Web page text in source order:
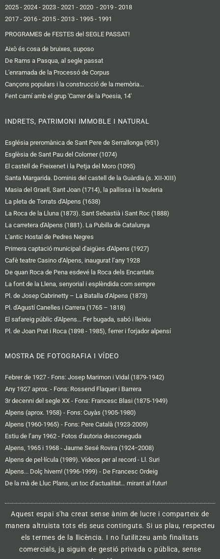
2025 - 2024 - 2023 - 2021 - 2020 - 2019 - 2018
2017 - 2016 - 2015 - 2013 - 1995 - 1991
PROGRAMES de FESTES del SEGLE PASSAT!
Això és cosa de bruixes, suposo
De Rams a Pasqua, al segle passat
L'enramada de la Processó de Corpus
Cançons populars i la construcció de la memòria...
Fent camí amb el grup 'Carrer de la Poesia, 14'
INDRETS, PATRIMONI IMMOBLE I NATURAL
Església preromànica de Sant Pere de Serrallonga (951)
Esglèsia de Sant Pau del Colomer (1074)
El castell de Freixenet i la Petja del Moro (1095)
Santa Margarida. Dominis del castell de la Guàrdia (s. XII-XIII)
Masia del Graell, Sant Joan (1714), la pallissa i la teuleria
La pleta de Torrats d'Alpens (1638)
La Roca de la Lluna (1873). Sant Sebastià i Sant Roc (1888)
La carretera d'Alpens (1881). La Pubilla de Catalunya
L'antic Hostal de Pedres Negres
Primera captació municipal d'aigües d'Alpens (1927)
Cafè teatre Casino d’Alpens, inaugurat l’any 1928
De quan Roca de Pena esdevé la Roca dels Encantats
La font de la Llena, senyorial i esplèndida com sempre
Pl. de Josep Cabrinetty – La Batalla d’Alpens (1873)
Pl. d'Agustí Canelles i Carrera (1765 – 1818)
El safareig públic d'Alpens... Fer bugada, sabó i lleixiu
Pl. de Joan Prat i Roca (1898 - 1985), ferrer i forjador alpensí
MOSTRA DE FOTOGRAFIA I VÍDEO
Febrer de 1927 - Fons: Josep Marimon i Vidal (1879-1942)
Any 1927 aprox. - Fons: Rossend Flaquer i Barrera
3r decenni del segle XX - Fons: Francesc Blasi (1875-1949)
Alpens (aprox. 1958) - Fons: Cuyàs (1905-1980)
Alpens (1960-1965) - Fons: Pere Català (1923-2009)
Estiu de l’any 1962 - Fotos d'autoria desconeguda
Alpens, 1965 i 1968 - Jaume Sesé Rovira (1924−2008)
Alpens de pel·lícula (1989). Vídeos per al record - Ll. Suri
Alpens... Dolç hivern! (1996-1999) - De Francesc Ordeig
De la mà de Lluc Plans, un toc d’actualitat… mirant al futur!
Aquest espai s'ha creat sense ànim de lucre i comparteix de
manera altruista tots els seus continguts. Si us plau, respecteu
els termes de la llicència. I no l'utilitzeu amb finalitats
comercials, ja siguin de gestió privada o pública, sense